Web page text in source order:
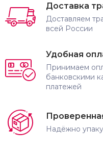
Доставка
Доставляем
всей России
Удобная
Принимаем
банковскими
платежей
Надёжно